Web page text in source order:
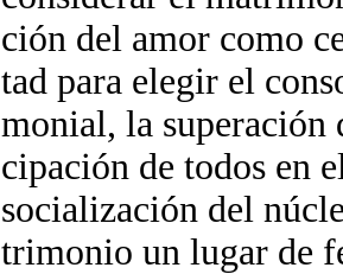
ción del amor como
tad para ele­gir el
mo­nial, la
ci­pa­ción de to­dos en
so­cia­li­za­ción del
tri­mo­nio un lu­gar de